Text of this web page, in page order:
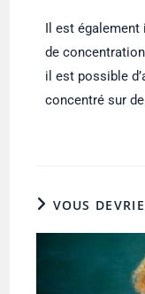
Il est
de
il est possible
concentré sur
VOUS